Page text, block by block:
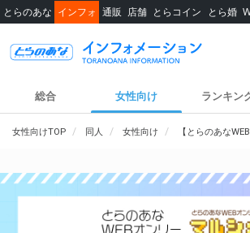
とらのあな インフォ 通販 店舗 とらコイン とら婚
総合 女性向け ランキン
女性向けTOP 同人 女性向け 【とらのあな